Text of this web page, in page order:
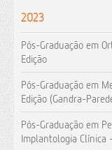
2023
Pós-Graduação em
Edição
Pós-Graduação em
Edição (Gandra-
Pós-Graduação em
Implantologia Clínica